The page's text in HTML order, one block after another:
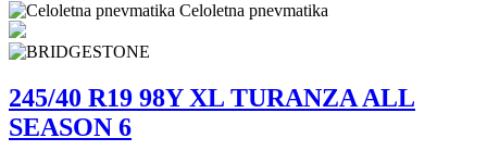
Celoletna pnevmatika
245/40 R19 98Y XL TURANZA ALL
SEASON 6